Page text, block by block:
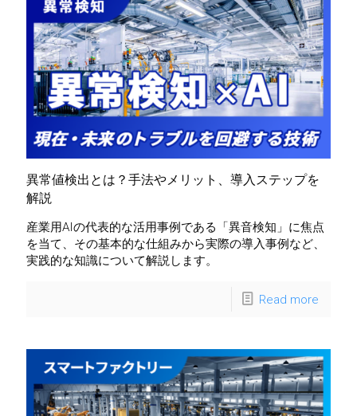
異常値検出とは？手法やメリット、導入ステップを
解説
産業用AIの代表的な活用事例である「異音検知」に焦点
を当て、その基本的な仕組みから実際の導入事例など、
実践的な知識について解説します。
Read more